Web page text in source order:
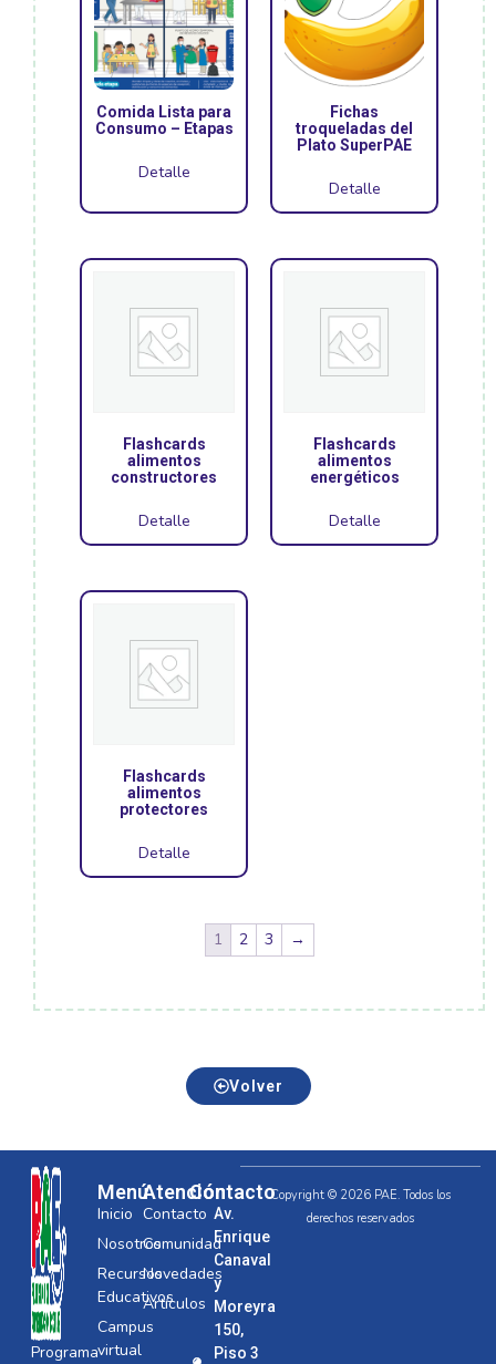
Comida Lista para
Consumo – Etapas
Detalle
Fichas
troqueladas del
Plato SuperPAE
Detalle
Flashcards
alimentos
constructores
Detalle
Flashcards
alimentos
energéticos
Detalle
Flashcards
alimentos
protectores
Detalle
1 2 3 →
Volver
Programa
Menú
Inicio
Nosotros
Recursos
Educativos
Campus
virtual
Atención
Contacto
Comunidad
Novedades
Artículos
Contacto
Av.
Enrique
Canaval
y
Moreyra
150,
Piso 3
Copyright © 2026 PAE. Todos los
derechos reservados